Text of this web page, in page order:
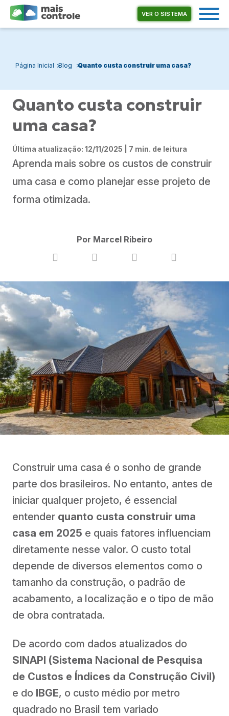
VER O SISTEMA
Página Inicial Blog Quanto custa construir uma casa?
Quanto custa construir
uma casa?
Última atualização: 12/11/2025 | 7 min. de leitura
Aprenda mais sobre os custos de construir
uma casa e como planejar esse projeto de
forma otimizada.
Por Marcel Ribeiro
Construir uma casa é o sonho de grande
parte dos brasileiros. No entanto, antes de
iniciar qualquer projeto, é essencial
entender quanto custa construir uma
casa em 2025 e quais fatores influenciam
diretamente nesse valor. O custo total
depende de diversos elementos como o
tamanho da construção, o padrão de
acabamento, a localização e o tipo de mão
de obra contratada.
De acordo com dados atualizados do
SINAPI (Sistema Nacional de Pesquisa
de Custos e Índices da Construção Civil)
e do IBGE, o custo médio por metro
quadrado no Brasil tem variado